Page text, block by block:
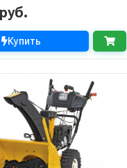
Купить